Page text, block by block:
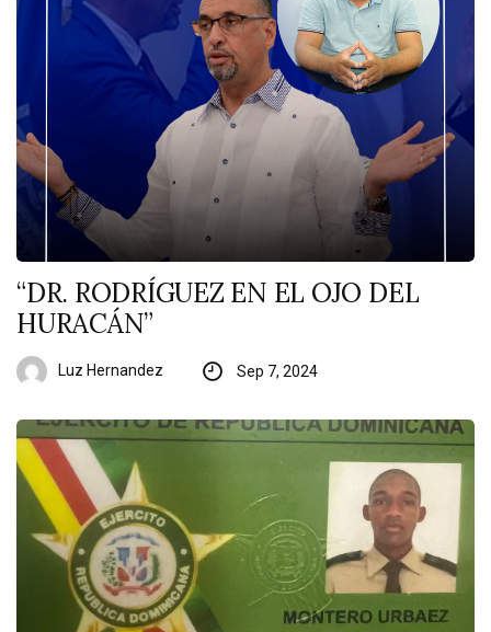
“DR. RODRÍGUEZ EN EL OJO DEL
HURACÁN”
Luz Hernandez Sep 7, 2024